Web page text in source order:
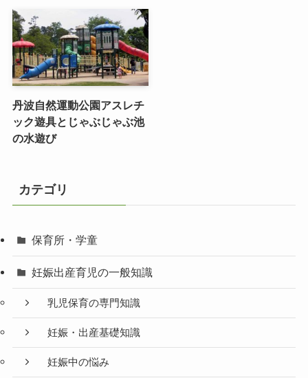
丹波自然運動公園アスレチ
ック遊具とじゃぶじゃぶ池
の水遊び
カテゴリ
保育所・学童
妊娠出産育児の一般知識
乳児保育の専門知識
妊娠・出産基礎知識
妊娠中の悩み